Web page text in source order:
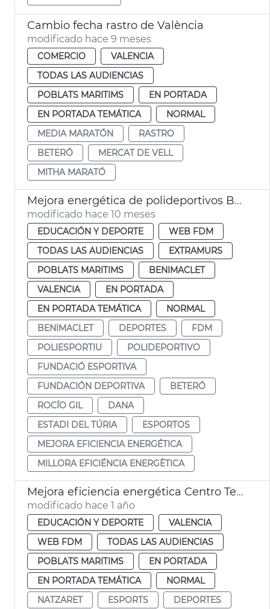
Cambio fecha rastro de València
modificado hace 9 meses
COMERCIO
VALENCIA
TODAS LAS AUDIENCIAS
POBLATS MARITIMS
EN PORTADA
EN PORTADA TEMÁTICA
NORMAL
MEDIA MARATÓN
RASTRO
BETERÓ
MERCAT DE VELL
MITHA MARATÓ
Mejora energética de polideportivos Beteró, Estadi del Turia y Benimaclet
modificado hace 10 meses
EDUCACIÓN Y DEPORTE
WEB FDM
TODAS LAS AUDIENCIAS
EXTRAMURS
POBLATS MARITIMS
BENIMACLET
VALENCIA
EN PORTADA
EN PORTADA TEMÁTICA
NORMAL
BENIMACLET
DEPORTES
FDM
POLIESPORTIU
POLIDEPORTIVO
FUNDACIÓ ESPORTIVA
FUNDACIÓN DEPORTIVA
BETERÓ
ROCÍO GIL
DANA
ESTADI DEL TÚRIA
ESPORTOS
MEJORA EFICIENCIA ENERGÉTICA
MILLORA EFICIÉNCIA ENERGÈTICA
Mejora eficiencia energética Centro Tecnificación Pelota Natzaret
modificado hace 1 año
EDUCACIÓN Y DEPORTE
VALENCIA
WEB FDM
TODAS LAS AUDIENCIAS
POBLATS MARITIMS
EN PORTADA
EN PORTADA TEMÁTICA
NORMAL
NATZARET
ESPORTS
DEPORTES